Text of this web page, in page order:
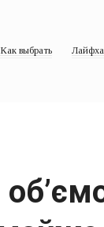
Как выбрать